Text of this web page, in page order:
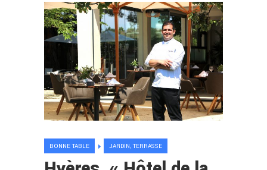
BONNE TABLE JARDIN, TERRASSE